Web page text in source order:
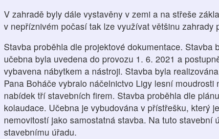
V zahradě byly dále vystavěny v zemi a na střeše
v nepříznivém počasí tak lze využívat většinu zahrady
Stavba proběhla dle projektové dokumentace. Stavba
učebna byla uvedena do provozu 1. 6. 2021 a
vybavena nábytkem a nástroji. Stavba byla
Pana Boháče vybralo náčelnictvo Ligy lesní
nabídek tří stavebních firem. Stavba proběhla dle
kolaudace. Učebna je vybudována v přístřešku, který
nemovitostí jako samostatná stavba. Na tuto stavební
stavebnímu úřadu.